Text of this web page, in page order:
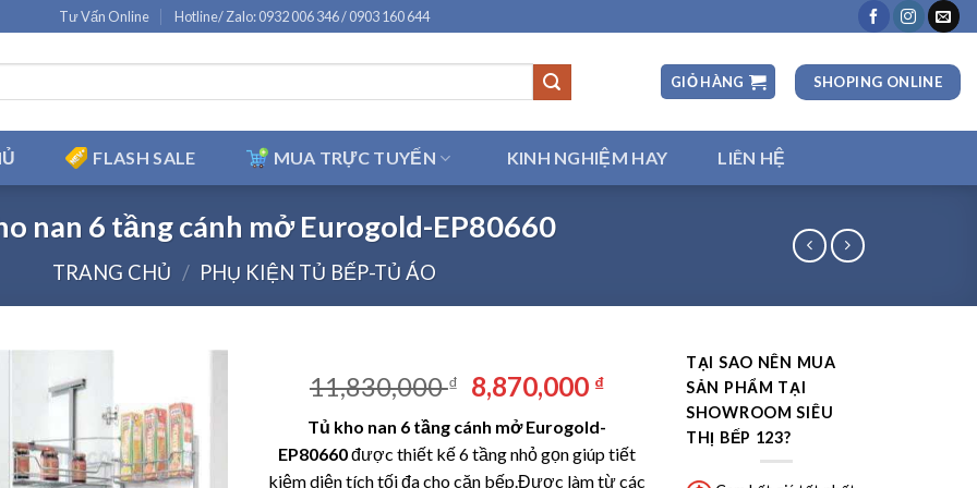
Tư Vấn Online Hotline/ Zalo: 0932 006 346 / 0903 160 644
GIỎ HÀNG SHOPING ONLINE
FLASH SALE MUA TRỰC TUYẾN KINH NGHIỆM HAY LIÊN HỆ
nan 6 tầng cánh mở Eurogold-EP80660
TRANG CHỦ / PHỤ KIỆN TỦ BẾP-TỦ ÁO
11,830,000₫
Giá
gốc
là:
11,830,000 ₫.
8,870,000 ₫Giá
tại
là:
Tủ kho nan 6 tầng cánh mở Eurogold-
EP80660được thiết kế 6 tầng nhỏ gọn giúp tiết
kiệm diện tích tối đa cho căn bếp.Được làm từ các
TẠI SAO NÊN MUA
SẢN PHẨM TẠI
SHOWROOM SIÊU
THỊ BẾP 123?